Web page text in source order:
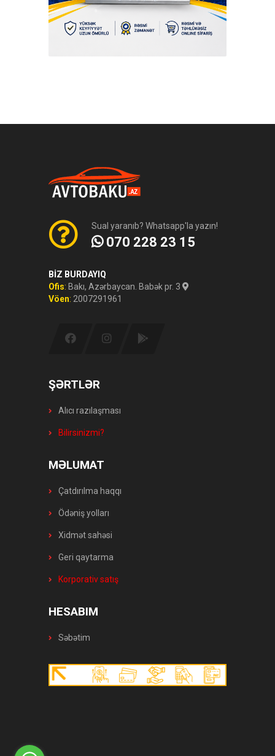
Sual yaranıb? Whatsapp'la yazın!
070 228 23 15
BİZ BURDAYIQ
Ofis: Bakı, Azərbaycan. Babək pr. 3
Vöen: 2007291961
ŞƏRTLƏR
Alıcı razılaşması
Bilirsinizmi?
MƏLUMAT
Çatdırılma haqqı
Ödəniş yolları
Xidmət sahəsi
Geri qaytarma
Korporativ satış
HESABIM
Səbətim